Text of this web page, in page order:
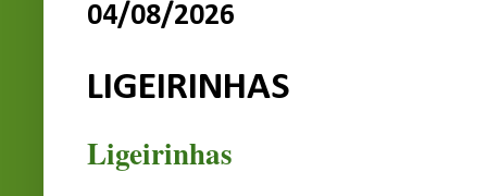
04/08/2026
LIGEIRINHAS
Ligeirinhas